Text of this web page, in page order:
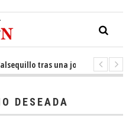
tras una jornada de
DESEADA